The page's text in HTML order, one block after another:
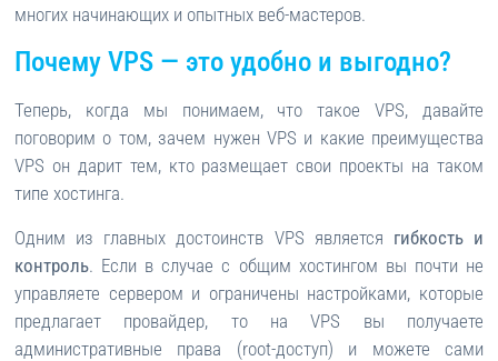
многих начинающих и опытных веб-мастеров.
Почему VPS — это удобно и выгодно?
Теперь, когда мы понимаем, что такое VPS, давайте
поговорим о том, зачем нужен VPS и какие преимущества
VPS он дарит тем, кто размещает свои проекты на таком
типе хостинга.
Одним из главных достоинств VPS является гибкость и
контроль. Если в случае с общим хостингом вы почти не
управляете сервером и ограничены настройками, которые
предлагает провайдер, то на VPS вы получаете
административные права (root-доступ) и можете сами